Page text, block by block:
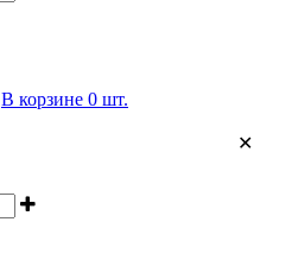
В корзине 0 шт.
✕